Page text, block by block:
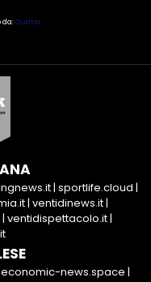
da:Quatio
| sportlife.cloud |
| ventidinews.it|
| ventidispettacolo.it|
economic-news.space |